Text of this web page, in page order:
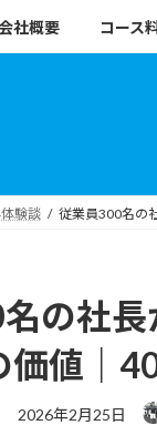
社概要 コース
験談 従業員300名の
の社
価値｜
最
2026年2月25日